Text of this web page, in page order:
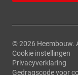
© 2026 Heembouw.
Cookie instellingen
Privacyverklaring
Gedragscode voor